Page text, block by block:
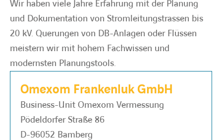
BARRIEREFREIHEIT
Wir haben viele Jahre Erfahrung mit der Planung
und Dokumentation von Stromleitungstrassen bis
20 kV. Querungen von DB-Anlagen oder Flüssen
meistern wir mit hohem Fachwissen und
modernsten Planungstools.
Omexom Frankenluk GmbH
Business-Unit Omexom Vermessung
Pödeldorfer Straße 86
D-96052 Bamberg